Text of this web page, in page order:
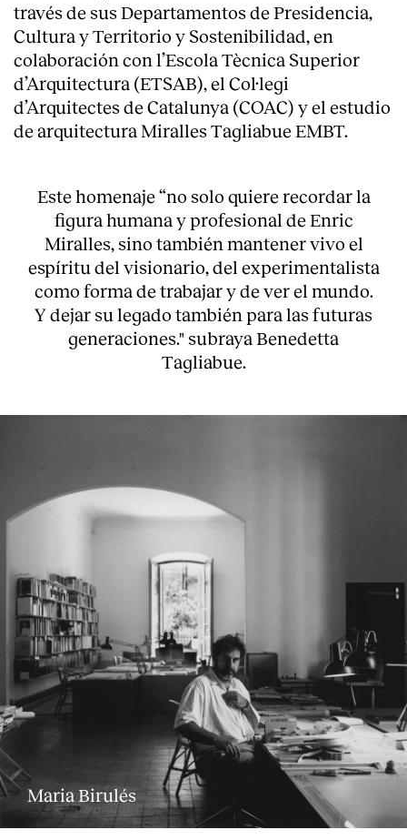
través de sus Departamentos de Presidencia,
Cultura y Territorio y Sostenibilidad, en
colaboración con l’Escola Tècnica Superior
d’Arquitectura (ETSAB), el Col·legi
d’Arquitectes de Catalunya (COAC) y el estudio
de arquitectura Miralles Tagliabue EMBT.
Este homenaje “no solo quiere recordar la
figura humana y profesional de Enric
Miralles, sino también mantener vivo el
espíritu del visionario, del experimentalista
como forma de trabajar y de ver el mundo.
Y dejar su legado también para las futuras
generaciones." subraya Benedetta
Tagliabue.
Maria Birulés